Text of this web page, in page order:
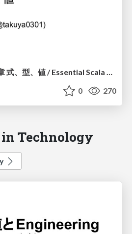
Essential Scala 第2章 式、型、値 / Essential Scala Chapter 2 Expressions, Types, and Values
0 270
Technology